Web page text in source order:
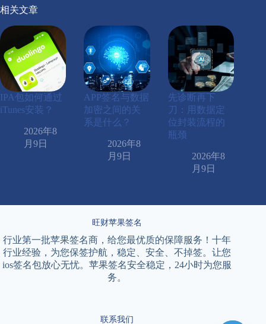
相关文章
IPA包如何通过
iTunes安装？
2026年8
月9日
APP签名与数据
加密之间的关
系是什么？
2026年8
月9日
先诊断再下
刀：用数据定
位封装流程的
瓶颈
2026年8
月9日
旺财苹果签名
行业第一批苹果签名商，给您最优质的保障服务！十年
行业经验，为您保签护航，稳定、安全、不掉签。让您
ios签名包放心无忧。苹果签名安全稳定，24小时为您服
务。
联系我们